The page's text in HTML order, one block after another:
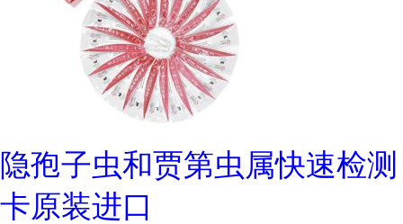
隐孢子虫和贾第虫属快速检测
卡原装进口